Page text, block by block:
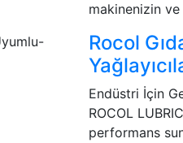
makinenizin ve
Rocol
Endüstri İçin
ROCOL
performans